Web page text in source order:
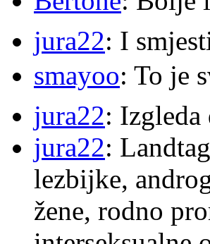
jura22: I
smayoo: To je
jura22:
jura22:
lezbijke,
žene, rodno